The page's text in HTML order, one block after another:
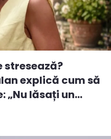
stresează?
explică cum să
„Nu lăsați un